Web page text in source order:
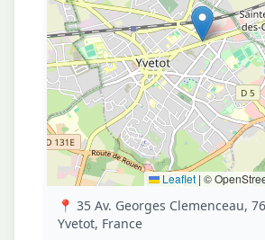
Leaflet | ©
📍 35 Av. Georges Clemenceau,
Yvetot, France